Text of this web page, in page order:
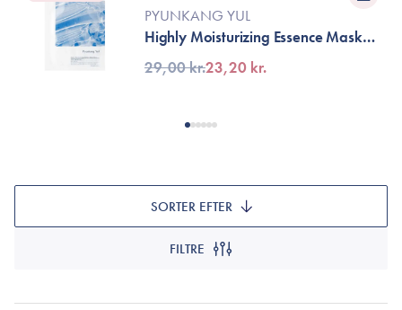
PYUNKANG YUL
Highly Moisturizing Essence Mask
Pack
29,00 kr.23,20 kr.
FILTRE
SORTER EFTER